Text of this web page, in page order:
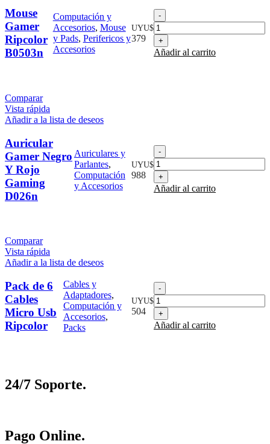
Mouse
Gamer
Ripcolor
B0503n
Computación y
Accesorios, Mouse
y Pads, Perifericos y
Accesorios
UYU$
379
Mouse
Gamer
Ripcolor
B0503n
cantidad
Añadir al carrito
Comparar
Vista rápida
Añadir a la lista de deseos
Auricular
Gamer Negro
Y Rojo
Gaming
D026n
Auriculares y
Parlantes,
Computación
y Accesorios
UYU$
988
Auricular
Gamer
Negro
Y
Rojo
Añadir al carrito
Comparar
Vista rápida
Añadir a la lista de deseos
Pack de 6
Cables
Micro Usb
Ripcolor
Cables y
Adaptadores,
Computación y
Accesorios,
Packs
UYU$
504
Pack
de
6
Cables
Micro
Añadir al carrito
24/7 Soporte.
Pago Online.